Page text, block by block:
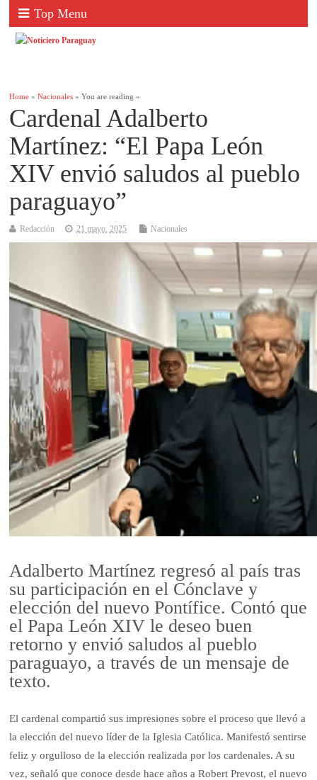
Top Menu
Home »Nacionales » You are reading »
Cardenal Adalberto
Martínez: “El Papa León
XIV envió saludos al pueblo
paraguayo”
Redacción 21 mayo, 2025 Nacionales
Adalberto Martínez regresó al país tras
su participación en el Cónclave y
elección del nuevo Pontífice. Contó que
el Papa León XIV le deseo buen
retorno y envió saludos al pueblo
paraguayo, a través de un mensaje de
texto.
El cardenal compartió sus impresiones sobre el proceso que llevó a
la elección del nuevo líder de la Iglesia Católica. Manifestó sentirse
feliz y orgulloso de la elección realizada por los cardenales. A su
vez, señaló que conoce desde hace años a Robert Prevost, el nuevo